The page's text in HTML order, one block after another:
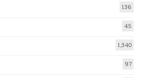
136
45
1,340
97